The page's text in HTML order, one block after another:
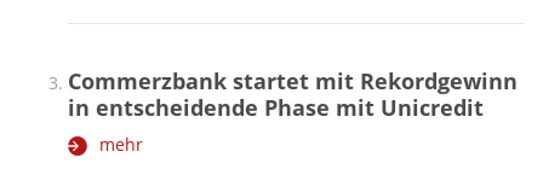
Commerzbank startet mit Rekordgewinn
in entscheidende Phase mit Unicredit
mehr